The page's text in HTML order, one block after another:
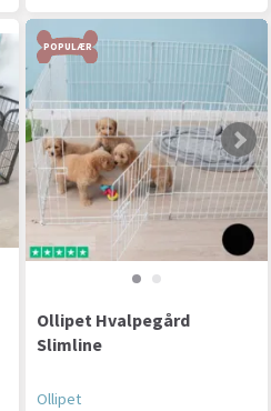
POPULÆR
Ollipet Hvalpegård
Slimline
Ollipet